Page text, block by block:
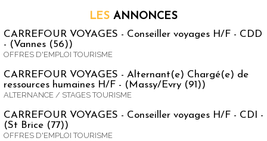
LES ANNONCES
CARREFOUR VOYAGES - Conseiller voyages H/F - CDD
- (Vannes (56))
OFFRES D'EMPLOI TOURISME
CARREFOUR VOYAGES - Alternant(e) Chargé(e) de
ressources humaines H/F - (Massy/Evry (91))
ALTERNANCE / STAGES TOURISME
CARREFOUR VOYAGES - Conseiller voyages H/F - CDI -
(St Brice (77))
OFFRES D'EMPLOI TOURISME